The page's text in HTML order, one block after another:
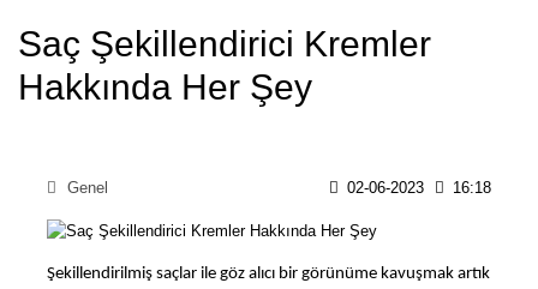
Saç Şekillendirici Kremler
Hakkında Her Şey
Genel 02-06-2023 16:18
Şekillendirilmiş saçlar ile göz alıcı bir görünüme kavuşmak artık